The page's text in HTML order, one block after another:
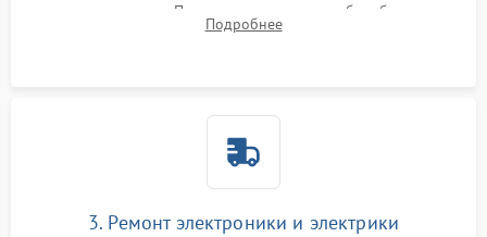
амортизаторов. Проверка подшипников барабана и
крестовины на износ, а манжеты люка на разрывы.
Подробнее
3. Ремонт электроники и электрики